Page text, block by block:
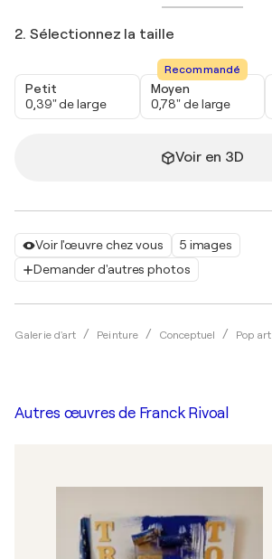
Voir l'œuvre chez vous
5 images
Demander d'autres photos
Galerie d'art Peinture Conceptuel Pop art
2. Sélectionnez la taille
Petit
0,39" de large
Recommandé
Moyen
0,78" de large
Voir en 3D
Autres œuvres de Franck Rivoal